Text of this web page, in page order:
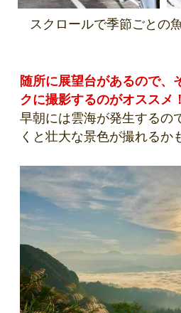
スクロールで季節ごとの
随所に展望台があるので、
クに撮影するのがオススメ！
早朝には雲海が発生するの
くと壮大な景色が撮れるか